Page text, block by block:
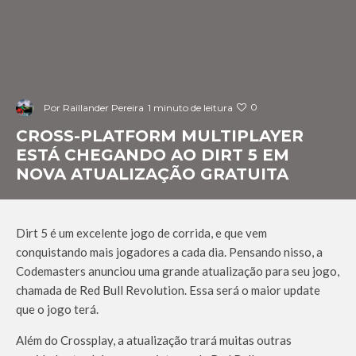
Por Raillander Pereira 1 minuto de leitura 0
CROSS-PLATFORM MULTIPLAYER
ESTÁ CHEGANDO AO DIRT 5 EM
NOVA ATUALIZAÇÃO GRATUITA
Dirt 5 é um excelente jogo de corrida, e que vem
conquistando mais jogadores a cada dia. Pensando nisso, a
Codemasters anunciou uma grande atualização para seu jogo,
chamada de Red Bull Revolution. Essa será o maior update
que o jogo terá.
Além do Crossplay, a atualização trará muitas outras